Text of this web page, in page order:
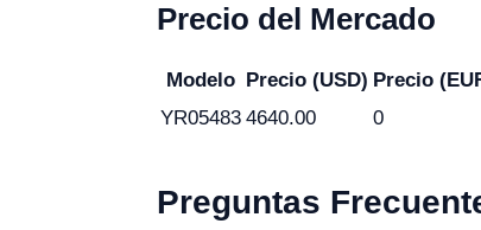
Precio del Mercado
Modelo Precio (USD) Precio
YR05483 4640.00 0
Preguntas